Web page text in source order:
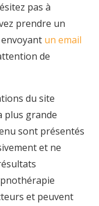
pas à
prendre un
un email
de
du site
plus grande
sont présentés
et ne
et peuvent